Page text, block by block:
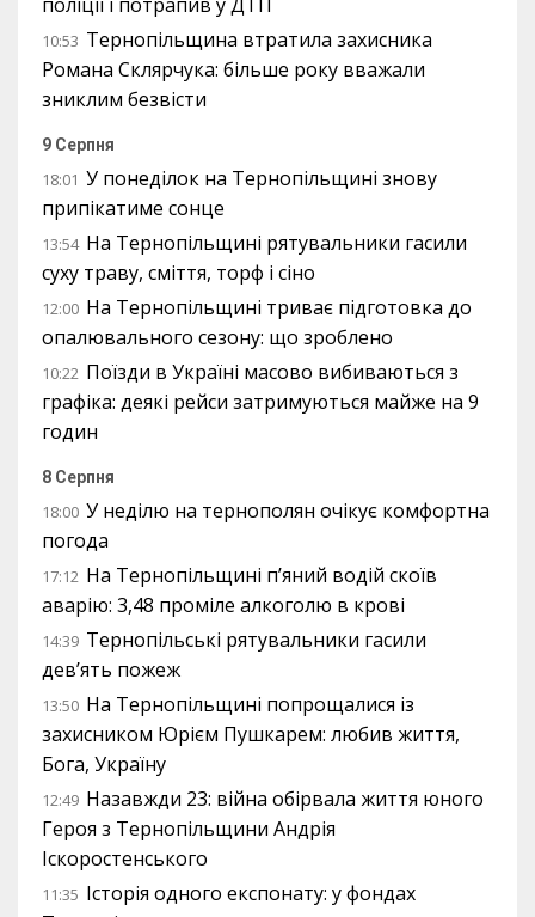
поліції і потрапив у ДТП
10:53 Тернопільщина втратила захисника
Романа Склярчука: більше року вважали
зниклим безвісти
9 Серпня
18:01 У понеділок на Тернопільщині знову
припікатиме сонце
13:54 На Тернопільщині рятувальники гасили
суху траву, сміття, торф і сіно
12:00 На Тернопільщині триває підготовка до
опалювального сезону: що зроблено
10:22 Поїзди в Україні масово вибиваються з
графіка: деякі рейси затримуються майже на 9
годин
8 Серпня
18:00 У неділю на тернополян очікує комфортна
погода
17:12 На Тернопільщині п’яний водій скоїв
аварію: 3,48 проміле алкоголю в крові
14:39 Тернопільські рятувальники гасили
дев’ять пожеж
13:50 На Тернопільщині попрощалися із
захисником Юрієм Пушкарем: любив життя,
Бога, Україну
12:49 Назавжди 23: війна обірвала життя юного
Героя з Тернопільщини Андрія
Іскоростенського
11:35 Історія одного експонату: у фондах